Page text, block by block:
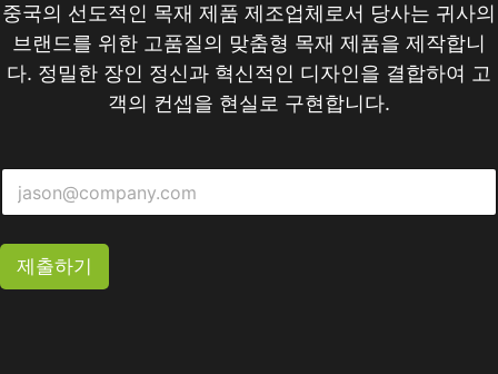
중국의 선도적인 목재 제품 제조업체로서 당사는 귀사의
브랜드를 위한 고품질의 맞춤형 목재 제품을 제작합니
다. 정밀한 장인 정신과 혁신적인 디자인을 결합하여 고
객의 컨셉을 현실로 구현합니다.
제출하기